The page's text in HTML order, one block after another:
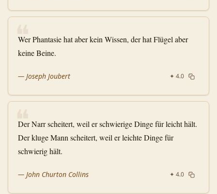
❝
Wer Phantasie hat aber kein Wissen, der hat Flügel aber
keine Beine.
— Joseph Joubert ✦ 4.0
❝
Der Narr scheitert, weil er schwierige Dinge für leicht hält.
Der kluge Mann scheitert, weil er leichte Dinge für
schwierig hält.
— John Churton Collins ✦ 4.0